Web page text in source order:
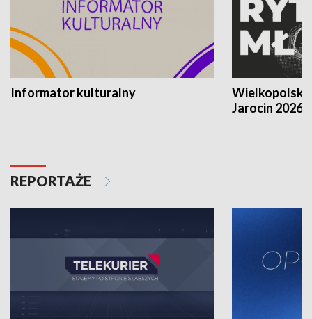
Informator kulturalny
Jarocin 2026
REPORTAŻE